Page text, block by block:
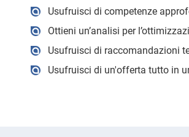
Usufruisci di competenze
Ottieni un’analisi per
Usufruisci di raccomandazioni
Usufruisci di un'offerta tutto in